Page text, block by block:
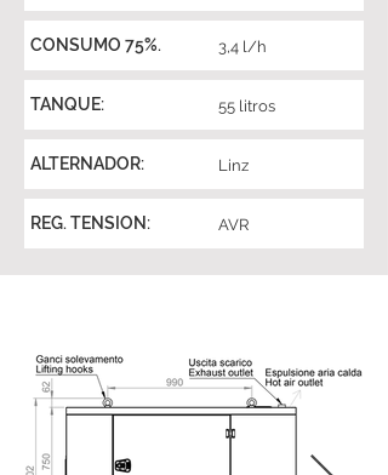
CONSUMO 75%. 3,4 l/h
TANQUE: 55 litros
ALTERNADOR: Linz
REG. TENSION: AVR